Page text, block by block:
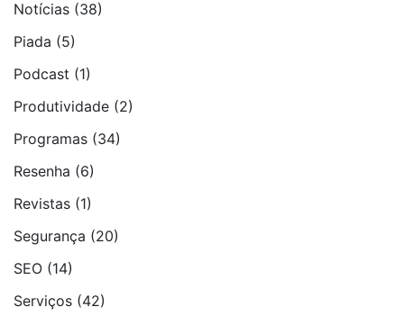
Notí­cias (38)
Piada (5)
Podcast (1)
Produtividade (2)
Programas (34)
Resenha (6)
Revistas (1)
Segurança (20)
SEO (14)
Serviços (42)